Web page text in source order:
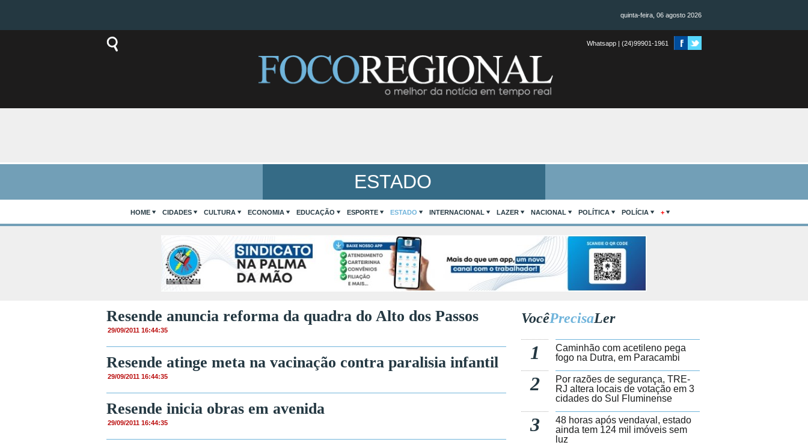
quinta-feira, 06 agosto 2026
Whatsapp | (24)99901-1961
ESTADO
HOME CIDADES CULTURA ECONOMIA EDUCAÇÃO ESPORTE ESTADO INTERNACIONAL LAZER NACIONAL POLÍTICA POLÍCIA +
Resende anuncia reforma da quadra do Alto dos Passos
29/09/2011 16:44:35
Resende atinge meta na vacinação contra paralisia infantil
29/09/2011 16:44:35
Resende inicia obras em avenida
29/09/2011 16:44:35
VocêPrecisaLer
1
Caminhão com acetileno pega
fogo na Dutra, em Paracambi
2
Por razões de segurança, TRE-
RJ altera locais de votação em 3
cidades do Sul Fluminense
3
48 horas após vendaval, estado
ainda tem 124 mil imóveis sem
luz